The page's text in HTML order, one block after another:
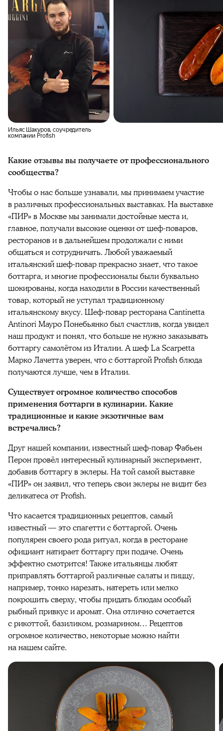
Ильяс Шакуров, соучредитель
компании Profish
Какие отзывы вы получаете от профессионального
сообщества?
Чтобы о нас больше узнавали, мы принимаем участие
в различных профессиональных выставках. На выставке
«ПИР» в Москве мы занимали достойные места и,
главное, получали высокие оценки от шеф-поваров,
ресторанов и в дальнейшем продолжали с ними
общаться и сотрудничать. Любой уважаемый
итальянский шеф-повар прекрасно знает, что такое
боттарга, и многие профессионалы были буквально
шокированы, когда находили в России качественный
товар, который не уступал традиционному
итальянскому вкусу. Шеф-повар ресторана Cantinetta
Antinori Мауро Понебьянко был счастлив, когда увидел
наш продукт и понял, что больше не нужно заказывать
боттаргу самолётом из Италии. А шеф La Scarpetta
Марко Лачетта уверен, что с боттаргой Profish блюда
получаются лучше, чем в Италии.
Существует огромное количество способов
применения боттарги в кулинарии. Какие
традиционные и какие экзотичные вам
встречались?
Друг нашей компании, известный шеф-повар Фабьен
Перон провёл интересный кулинарный эксперимент,
добавив боттаргу в эклеры. На той самой выставке
«ПИР» он заявил, что теперь свои эклеры не видит без
деликатеса от Profish.
Что касается традиционных рецептов, самый
известный — это спагетти с боттаргой. Очень
популярен своего рода ритуал, когда в ресторане
официант натирает боттаргу при подаче. Очень
эффектно смотрится! Также итальянцы любят
приправлять боттаргой различные салаты и пиццу,
например, тонко нарезать, натереть или мелко
покрошить сверху, чтобы придать блюдам особый
рыбный привкус и аромат. Она отлично сочетается
с рикоттой, базиликом, розмарином… Рецептов
огромное количество, некоторые можно найти
на нашем сайте.